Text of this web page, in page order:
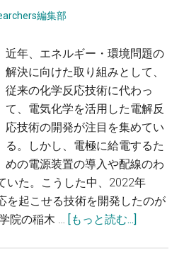
工
研
究
科
総
研
ン
ピ
ュ
ー
タ
と
そ
の
ア
編集部
近年、エネルギー・環境問題の
解決に向けた取り組みとして、
従来の化学反応技術に代わっ
て、電気化学を活用した電解反
応技術の開発が注目を集めてい
る。しかし、電極に給電するた
めの電源装置の導入や配線のわ
いた。こうした中、2022年
を起こせる技術を開発したのが
院の稲木 …
[もっと読む...]